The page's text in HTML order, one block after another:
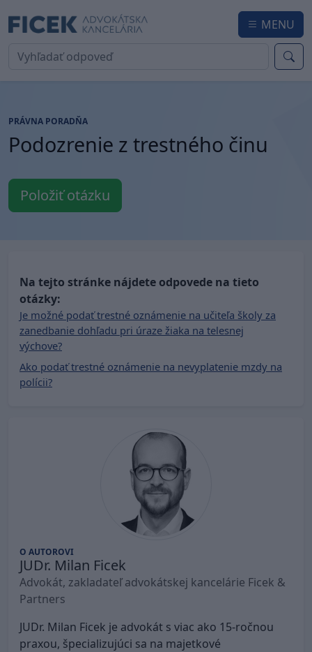
MENU
PRÁVNA PORADŇA
Podozrenie z trestného činu
Položiť otázku
Na tejto stránke nájdete odpovede na tieto
otázky:
Je možné podať trestné oznámenie na učiteľa školy za
zanedbanie dohľadu pri úraze žiaka na telesnej
výchove?
Ako podať trestné oznámenie na nevyplatenie mzdy na
polícii?
O AUTOROVI
JUDr. Milan Ficek
Advokát, zakladateľ advokátskej kancelárie Ficek &
Partners
JUDr. Milan Ficek je advokát s viac ako 15-ročnou
praxou, špecializujúci sa na majetkové